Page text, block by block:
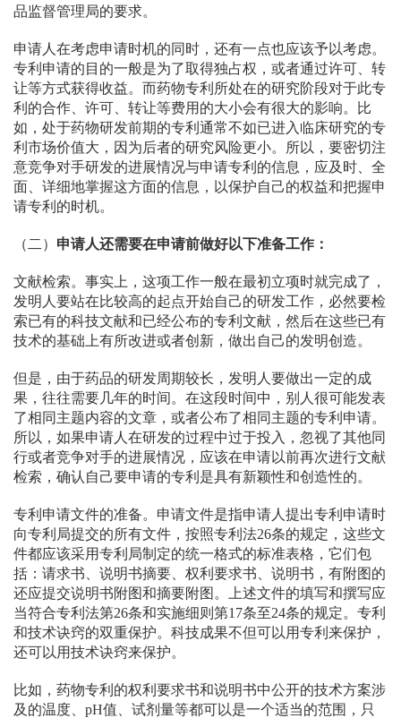
品监督管理局的要求。
申请人在考虑申请时机的同时，还有一点也应该予以考虑。
专利申请的目的一般是为了取得独占权，或者通过许可、转
让等方式获得收益。而药物专利所处在的研究阶段对于此专
利的合作、许可、转让等费用的大小会有很大的影响。比
如，处于药物研发前期的专利通常不如已进入临床研究的专
利市场价值大，因为后者的研究风险更小。所以，要密切注
意竞争对手研发的进展情况与申请专利的信息，应及时、全
面、详细地掌握这方面的信息，以保护自己的权益和把握申
请专利的时机。
（二） 申请人还需要在申请前做好以下准备工作：
文献检索。事实上，这项工作一般在最初立项时就完成了，
发明人要站在比较高的起点开始自己的研发工作，必然要检
索已有的科技文献和已经公布的专利文献，然后在这些已有
技术的基础上有所改进或者创新，做出自己的发明创造。
但是，由于药品的研发周期较长，发明人要做出一定的成
果，往往需要几年的时间。在这段时间中，别人很可能发表
了相同主题内容的文章，或者公布了相同主题的专利申请。
所以，如果申请人在研发的过程中过于投入，忽视了其他同
行或者竞争对手的进展情况，应该在申请以前再次进行文献
检索，确认自己要申请的专利是具有新颖性和创造性的。
专利申请文件的准备。申请文件是指申请人提出专利申请时
向专利局提交的所有文件，按照专利法26条的规定，这些文
件都应该采用专利局制定的统一格式的标准表格，它们包
括：请求书、说明书摘要、权利要求书、说明书，有附图的
还应提交说明书附图和摘要附图。上述文件的填写和撰写应
当符合专利法第26条和实施细则第17条至24条的规定。专利
和技术诀窍的双重保护。科技成果不但可以用专利来保护，
还可以用技术诀窍来保护。
比如，药物专利的权利要求书和说明书中公开的技术方案涉
及的温度、pH值、试剂量等都可以是一个适当的范围，只